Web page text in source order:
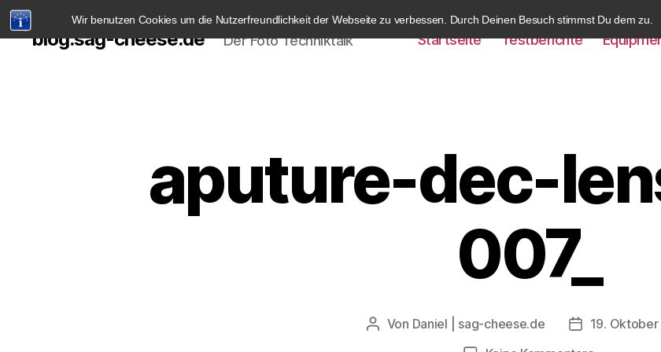
Wir benutzen Cookies um die Nutzerfreundlichkeit der Webseite zu verbessen. Durch Deinen Besuch stimmst Du dem zu.
blog.sag-cheese.de Der Foto Techniktalk Startseite Testberichte
aputure-dec-
007_
Beitragsautor
Von Daniel | sag-cheese.de Beitragsdatum
19.